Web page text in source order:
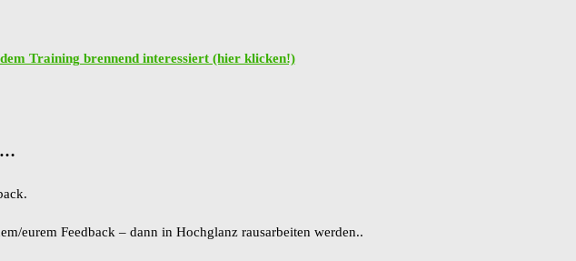
Training brennend interessiert (hier klicken!)
eurem Feedback – dann in Hochglanz rausarbeiten werden..